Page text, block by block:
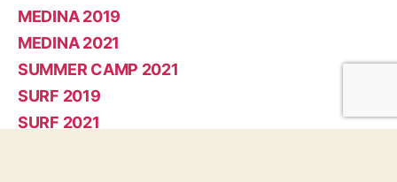
MEDINA 2019
MEDINA 2021
SUMMER CAMP 2021
SURF 2019
SURF 2021